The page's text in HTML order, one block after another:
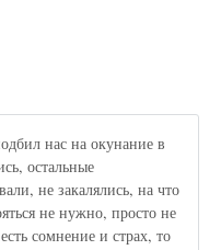
нас на окунание в
остальные
не закалялись, на что
не нужно, просто не
сомнение и страх, то